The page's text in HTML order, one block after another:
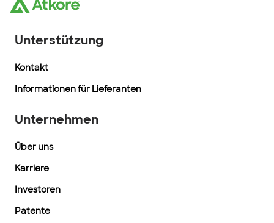
Unterstützung
Kontakt
Informationen für Lieferanten
Unternehmen
Über uns
Karriere
Investoren
Patente